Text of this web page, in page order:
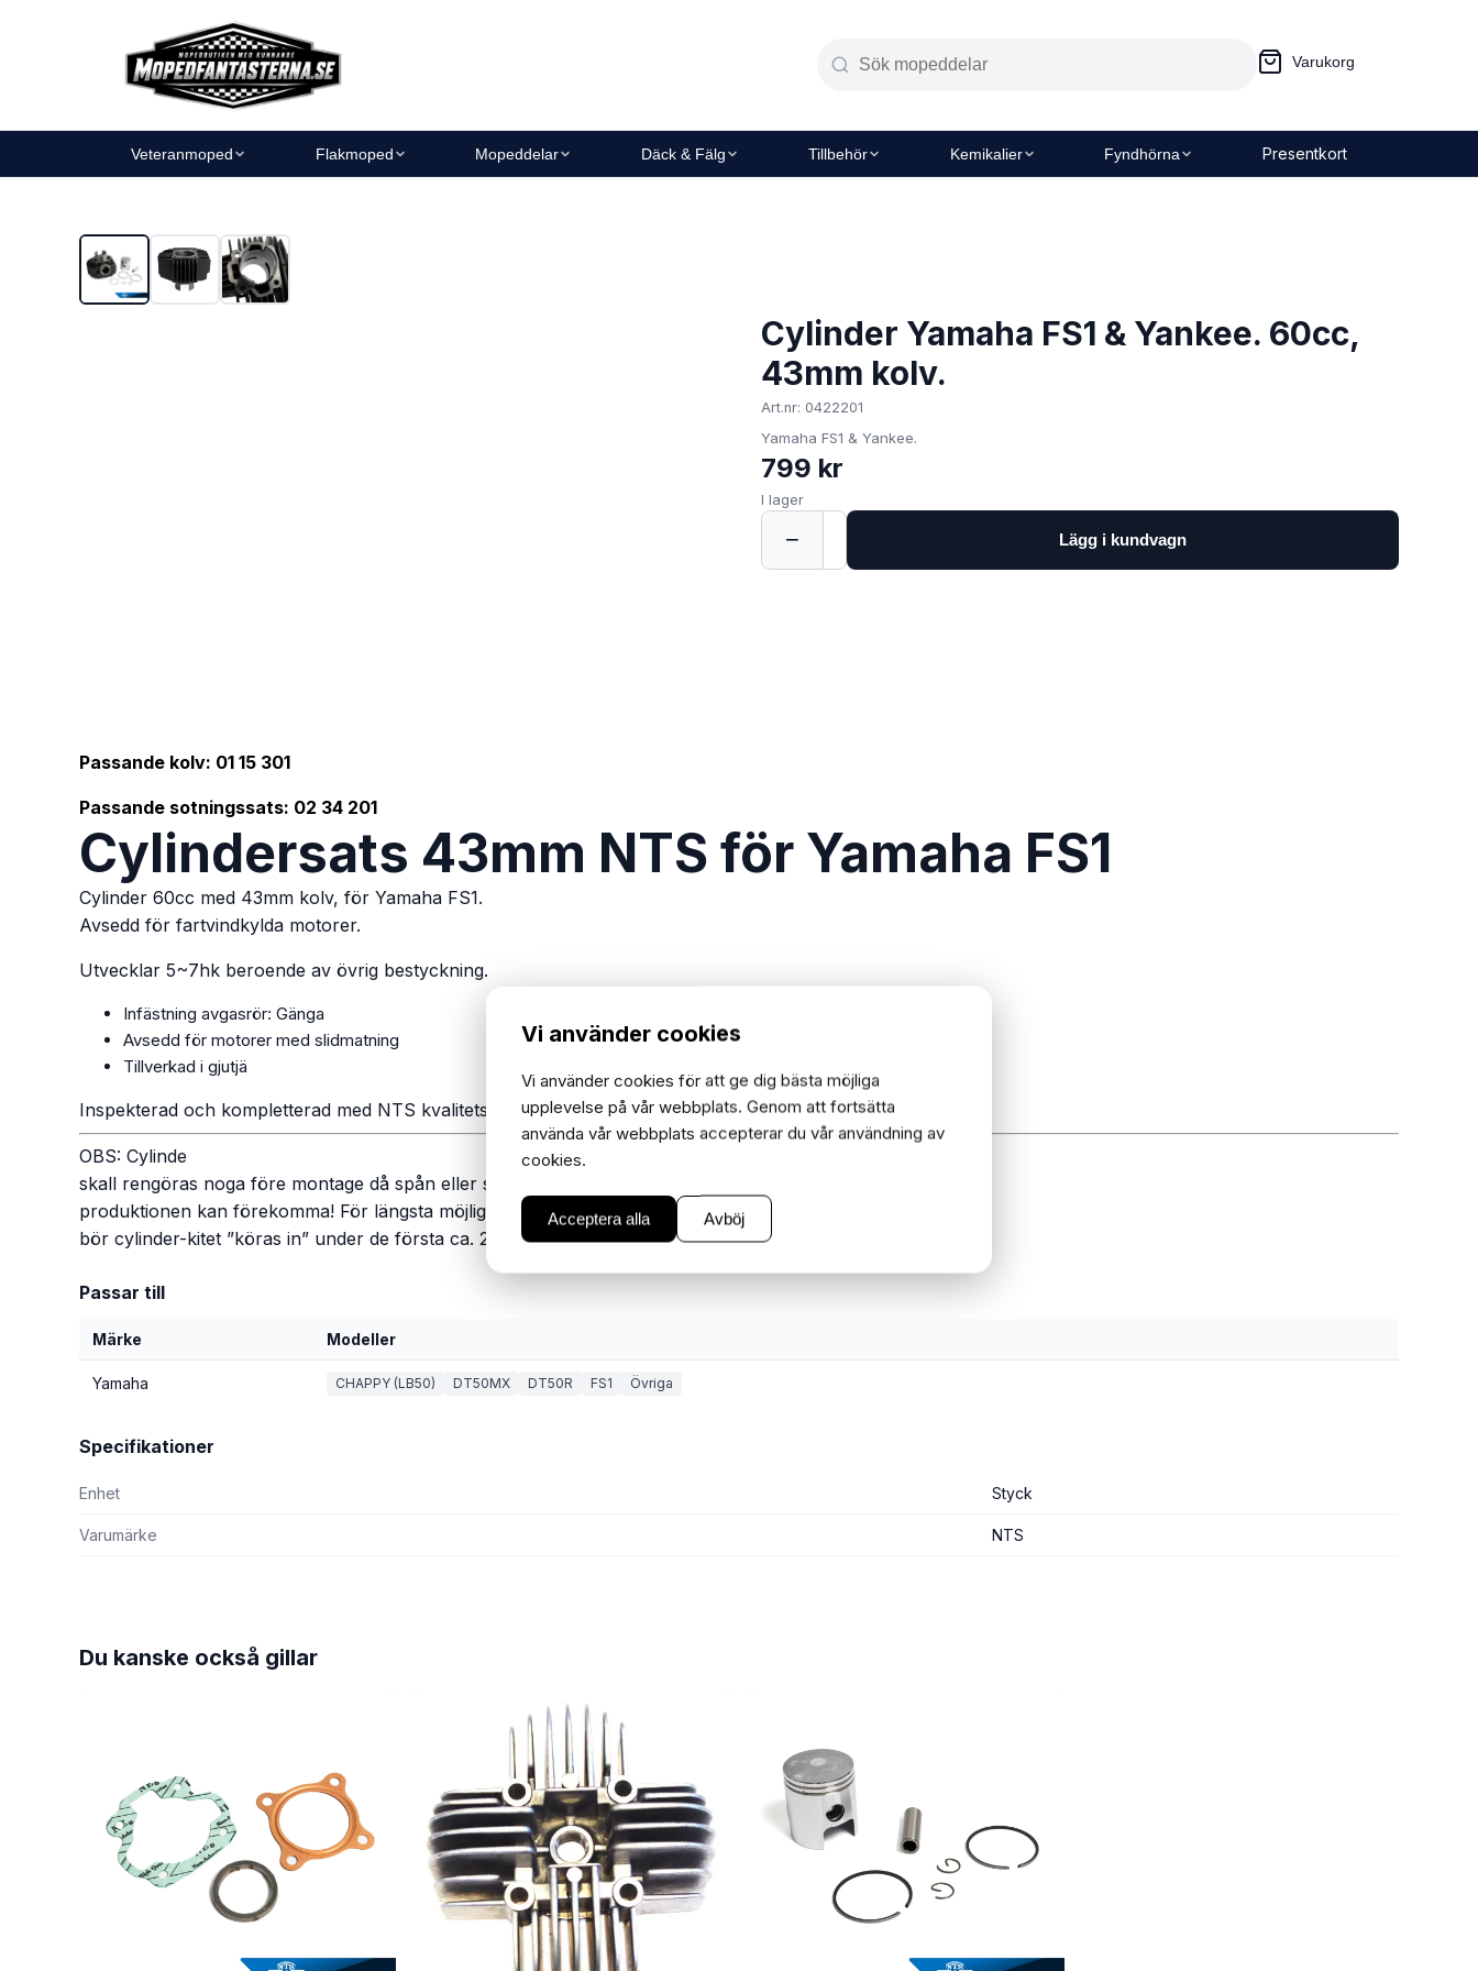
Varukorg
Veteranmoped Flakmoped Mopeddelar Däck & Fälg Tillbehör Kemikalier Fyndhörna Presentkort
Cylinder Yamaha FS1 & Yankee. 60cc,
43mm kolv.
Art.nr: 0422201
Yamaha FS1 & Yankee.
799 kr
I lager
− Lägg i kundvagn
Passande kolv: 01 15 301
Passande sotningssats: 02 34 201
Cylindersats 43mm NTS för Yamaha FS1
Cylinder 60cc med 43mm kolv, för Yamaha FS1.
Avsedd för fartvindkylda motorer.
Utvecklar 5~7hk beroende av övrig bestyckning.
Infästning avgasrör: Gänga
Avsedd för motorer med slidmatning
Tillverkad i gjutjä
Inspekterad och kompletterad med NTS kvalitetskolv i Sverige.
OBS: Cylinde
skall rengöras noga före montage då spån eller slipdamm från
produktionen kan förekomma! För längsta möjliga hållbarhet och livslängd
bör cylinder-kitet ”köras in” under de första ca. 20 milen.
Passar till
Märke Modeller
Yamaha CHAPPY (LB50) DT50MX DT50R FS1 Övriga
Specifikationer
Enhet Styck
Varumärke NTS
Du kanske också gillar
Vi använder cookies
Vi använder cookies för att ge dig bästa möjliga
upplevelse på vår webbplats. Genom att fortsätta
använda vår webbplats accepterar du vår användning av
cookies.
Acceptera alla Avböj